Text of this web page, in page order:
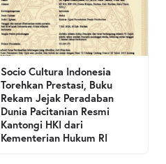
Socio Cultura Indonesia
Torehkan Prestasi, Buku
Rekam Jejak Peradaban
Dunia Pacitanian Resmi
Kantongi HKI dari
Kementerian Hukum RI